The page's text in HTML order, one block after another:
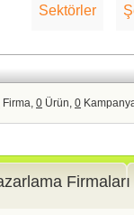
Sektörler
Firma, 0 Ürün, 0
Firmaları